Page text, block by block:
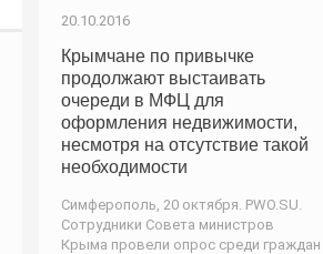
20.10.2016
Крымчане по привычке
продолжают выстаивать
очереди в МФЦ для
оформления недвижимости,
несмотря на отсутствие такой
необходимости
Симферополь, 20 октября. PWO.SU.
Сотрудники Совета министров
Крыма провели опрос среди граждан